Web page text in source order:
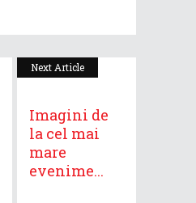
Next Article
Imagini de
la cel mai
mare
evenime...